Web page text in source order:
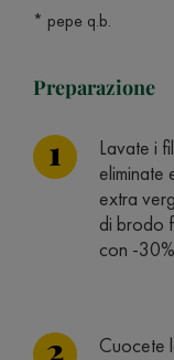
* pepe q.b.
Preparazione
Lavate i
eliminate
extra
di brodo
con -
Cuocete